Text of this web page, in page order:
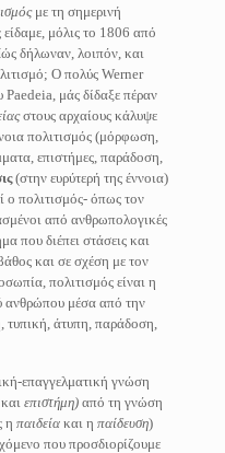
με τη σημερινή
μόλις το 1806 από
δήλωναν, λοιπόν, και
Ο πολύς Werner
Ρaedeia, μάς δίδαξε πέραν
στους αρχαίους κάλυψε
πολιτισμός (μόρφωση,
επιστήμες, παράδοση,
(στην ευρύτερή της έννοια)
ο πολιτισμός- όπως τον
από ανθρωπολογικές
που διέπει στάσεις και
και σε σχέση με τον
πολιτισμός είναι η
ανθρώπου μέσα από την
τυπική, άτυπη, παράδοση,
επαγγελματική γνώση
και επιστήμη) από τη γνώση
η παιδεία και η παίδευση)
που προσδιορίζουμε